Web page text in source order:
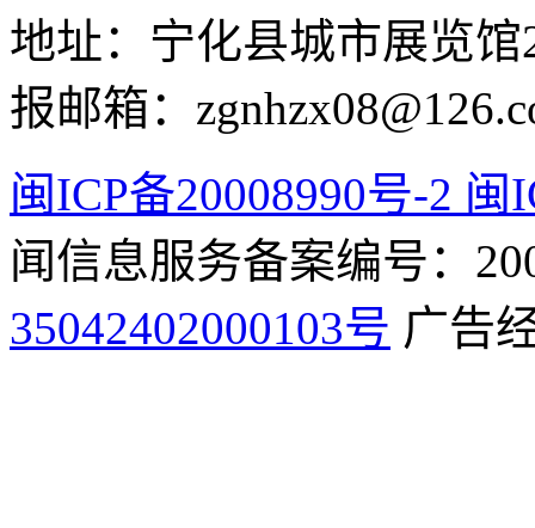
地址：宁化县城市展览馆
报邮箱：
闽ICP备20008990号-2 闽
闻信息服务备案编号：
35042402000103号 广告